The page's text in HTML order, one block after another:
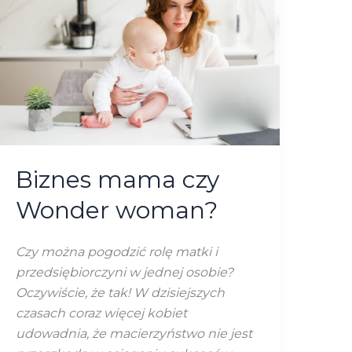
Biznes mama czy
Wonder woman?
Czy można pogodzić rolę matki i
przedsiębiorczyni w jednej osobie?
Oczywiście, że tak! W dzisiejszych
czasach coraz więcej kobiet
udowadnia, że macierzyństwo nie jest
Wonder
woman?